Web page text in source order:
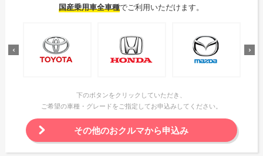
国産乗用車全車種でご利用いただけます。
下のボタンをクリックしていただき、
ご希望の車種・グレードをご指定してお申込みしてください。
その他のおクルマから申込み